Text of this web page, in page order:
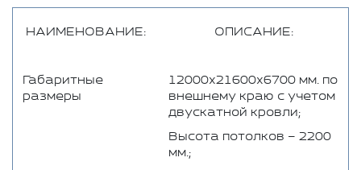
НАИМЕНОВАНИЕ: ОПИСАНИЕ:
Габаритные
размеры
12000х21600х6700 мм. по
внешнему краю с учетом
двускатной кровли;
Высота потолков – 2200
мм.;